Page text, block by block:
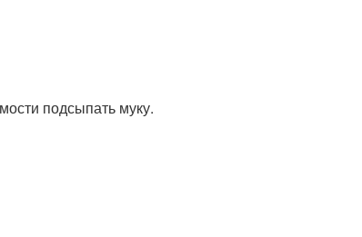
подсыпать муку.